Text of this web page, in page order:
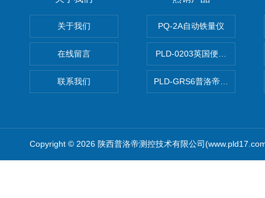
关于我们
在线留言
联系我们
PQ-2A自动铁量仪
PLD-0203英国便携式油品颗
PLD-GRS6普洛帝全自动微量
Copyright © 2026 陕西普洛帝测控技术有限公司